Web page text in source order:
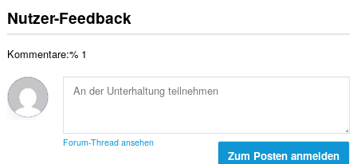
e
n
t
u
e
n
B
e
r
t
g
s
a
e
B
e
Nutzer-Feedback
Kommentare:% 1
Forum-Thread ansehen
Zum Posten anmelden